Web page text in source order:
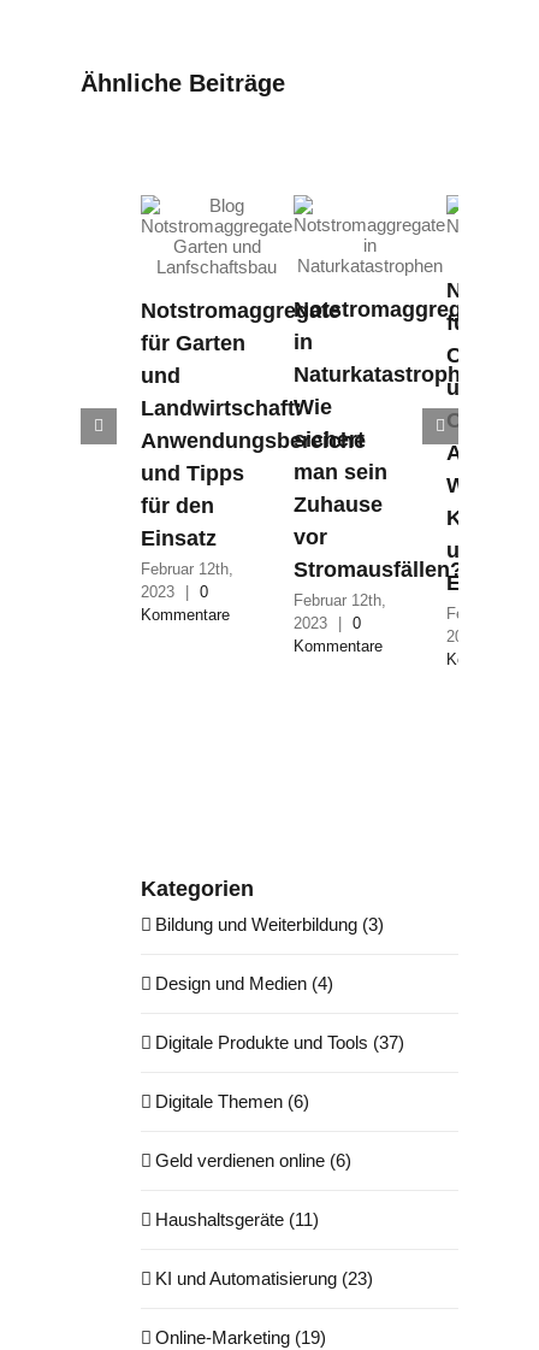
Ähnliche Beiträge
Notstromaggregate
für Garten
und
Landwirtschaft:
Anwendungsbereiche
und Tipps
für den
Einsatz
Februar 12th,
2023
0
Kommentare
Notstromaggregate
in
Naturkatastrophen:
Wie
sichert
man sein
Zuhause
vor
Stromausfällen?
Februar 12th,
2023
0
Kommentare
für
Camping
und
Outdoor-
Wichtige
und
Februar 12th,
2023
Kommentare
Kategorien
Bildung und Weiterbildung (3)
Design und Medien (4)
Digitale Produkte und Tools (37)
Digitale Themen (6)
Geld verdienen online (6)
Haushaltsgeräte (11)
KI und Automatisierung (23)
Online-Marketing (19)